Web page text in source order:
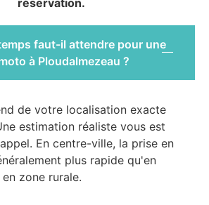
faut-il attendre pour une
à Ploudalmezeau ?
de votre localisation exacte
estimation réaliste vous est
En centre-ville, la prise en
plus rapide qu'en
zone rurale.